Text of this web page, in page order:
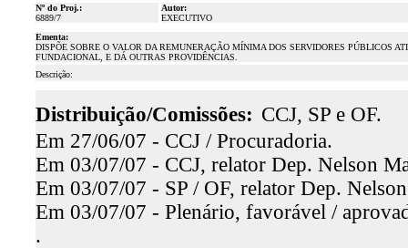
Nº do Proj.:
6889/7
Autor:
EXECUTIVO
Ementa:
DISPÕE SOBRE O VALOR DA REMUNERAÇÃO MÍNIMA DOS SERVIDORES PÚBLICOS
FUNDACIONAL, E DÁ OUTRAS PROVIDÊNCIAS.
Descrição:
Distribuição/Comissões: CCJ, SP e OF.
Em 27/06/07 - CCJ / Procuradoria.
Em 03/07/07 - CCJ, relator Dep. Nelson
Em 03/07/07 - SP / OF, relator Dep.
Em 03/07/07 - Plenário, favorável /
.